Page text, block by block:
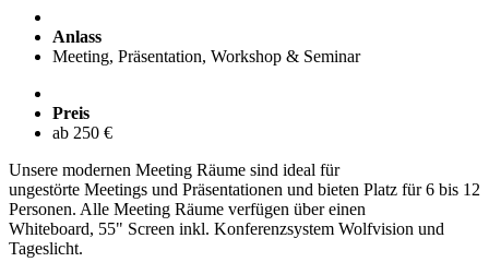
Anlass
Meeting, Präsentation, Workshop & Seminar
Preis
ab 250 €
Unsere modernen Meeting Räume sind ideal für
ungestörte Meetings und Präsentationen und bieten Platz für 6 bis 12
Personen. Alle Meeting Räume verfügen über einen
Whiteboard, 55" Screen inkl. Konferenzsystem Wolfvision und
Tageslicht.